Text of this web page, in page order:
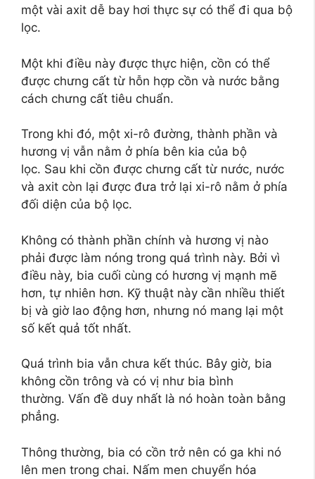
một vài axit dễ bay hơi thực sự có thể đi qua bộ
lọc.
Một khi điều này được thực hiện, cồn có thể
được chưng cất từ ​​hỗn hợp cồn và nước bằng
cách chưng cất tiêu chuẩn.
Trong khi đó, một xi-rô đường, thành phần và
hương vị vẫn nằm ở phía bên kia của bộ
lọc. Sau khi cồn được chưng cất từ ​​nước, nước
và axit còn lại được đưa trở lại xi-rô nằm ở phía
đối diện của bộ lọc.
Không có thành phần chính và hương vị nào
phải được làm nóng trong quá trình này. Bởi vì
điều này, bia cuối cùng có hương vị mạnh mẽ
hơn, tự nhiên hơn. Kỹ thuật này cần nhiều thiết
bị và giờ lao động hơn, nhưng nó mang lại một
số kết quả tốt nhất.
Quá trình bia vẫn chưa kết thúc. Bây giờ, bia
không cồn trông và có vị như bia bình
thường. Vấn đề duy nhất là nó hoàn toàn bằng
phẳng.
Thông thường, bia có cồn trở nên có ga khi nó
lên men trong chai. Nấm men chuyển hóa